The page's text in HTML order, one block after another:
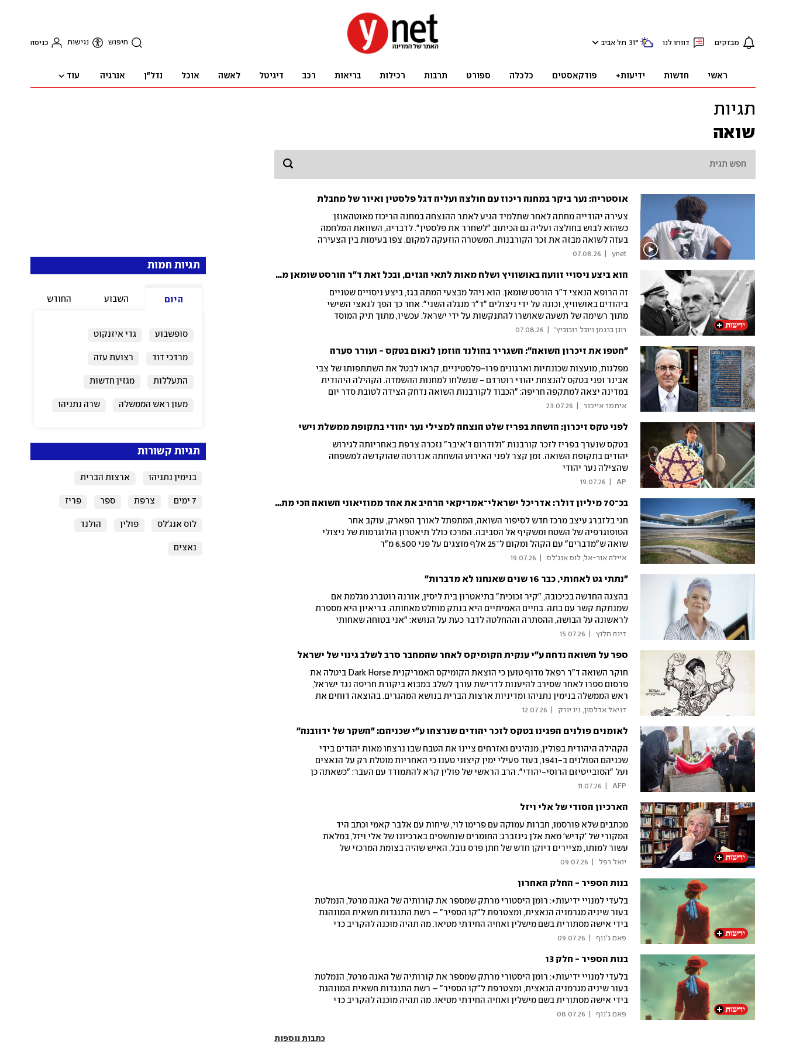
מבזקים דווחו לנו 31° תל אביב חיפוש נגישות כניסה
ראשי חדשות ידיעות+ פודקאסטים כלכלה ספורט תרבות רכילות בריאות רכב דיגיטל לאשה אוכל נדל"ן אנרגיה עוד
תגיות
שואה
אוסטריה: נער ביקר במחנה ריכוז עם חולצה ועליה דגל פלסטין ואיור של מחבלת
צעירה יהודייה מחתה לאחר שתלמיד הגיע לאתר ההנצחה במחנה הריכוז מאוטהאוזן
כשהוא לבוש בחולצה ועליה גם הכיתוב "לשחרר את פלסטין". לדבריה, השוואת המלחמה
בעזה לשואה מבזה את זכר הקורבנות. המשטרה הוזעקה למקום. צפו בעימות בין הצעירה
היהודייה למורה של הנער
07.08.26
הוא ביצע ניסויי זוועה באושוויץ ושלח מאות לתאי הגזים, ובכל זאת ד"ר הורסט שומאן מעולם לא שילם על פשעיו
זה הרופא הנאצי ד"ר הורסט שומאן. הוא ניהל מבצעי המתה בגז, ביצע ניסויים שטניים
ביהודים באושוויץ, וכונה על ידי ניצולים "ד"ר מנגלה השני". אחר כך הפך לנאצי השישי
מתוך רשימה של תשעה שאושרו להתנקשות על ידי ישראל. עכשיו, מתוך תיק המוסד
ועדויות חדשות על המצוד בעקבותיו, נחשף הסיפור המלא: איך עיתונאית, אמהּ של
לאפריקה קיבלה הוראה לעצור, ואיך למרות כל ההזדמנויות לחסלו - בסוף צדק לא היה
רונן ברגמן ויובל רובוביץ' 07.08.26
"חטפו את זיכרון השואה": השגריר בהולנד הוזמן לנאום בטקס - ועורר סערה
מפלגות, מועצות שכונתיות וארגונים פרו-פלסטיניים, קראו לבטל את השתתפותו של צבי
אבינר ופני בטקס להנצחת יהודי רוטרדם - שנשלחו למחנות ההשמדה. הקהילה היהודית
במדינה יצאה למתקפה חריפה: "הכבוד לקורבנות השואה נדחק הצידה לטובת סדר יום
פוליטי. ייבאו אל הטקס את השנאה של ההווה"
איתמר אייכנר 23.07.26
לפני טקס זיכרון: הושחת בפריז שלט הנצחה למצילי נער יהודי בתקופת ממשלת וישי
בטקס שנערך בפריז לזכר קורבנות "ולודרום ד'איבר" נזכרה צרפת באחריותה לגירוש
יהודים בתקופת השואה. זמן קצר לפני האירוע הושחתה אנדרטה שהוקדשה למשפחה
שהצילה נער יהודי
19.07.26
בכ־70 מיליון דולר: אדריכל ישראלי־אמריקאי הרחיב את אחד ממוזיאוני השואה הכי מתוירים
חגי בלזברג עיצב מרכז חדש לסיפור השואה, המתפתל לאורך הפארק, עוקב אחר
הטופוגרפיה של השטח ומשקיף אל הסביבה. המרכז כולל תיאטרון הולוגרמות של ניצולי
שואה ש"מדברים" עם הקהל ומקום ל־25 אלף מוצגים על פני 6,500 מ"ר
איילה אור-אל, לוס אנג׳לס 19.07.26
"נתתי גט לאחותי, כבר 16 שנים שאנחנו לא מדברות"
בהצגה החדשה בכיכובה, "קיר זכוכית" בתיאטרון בית ליסין, אורנה רוטברג מגלמת אם
שמנתקת קשר עם בתה. בחיים האמיתיים היא בנתק מוחלט מאחותה. בריאיון היא מספרת
לראשונה על הבושה, ההסתרה וההחלטה לדבר כעת על הנושא: "אני בטוחה שאחותי
אוהבת אותי, כמו שאני אוהבת אותה. אבל הקשר בינינו הלך ודעך עד שנעשה בלתי
דינה חלוץ 15.07.26
ספר על השואה נדחה ע"י ענקית הקומיקס לאחר שהמחבר סרב לשלב גינוי של ישראל
חוקר השואה ד"ר רפאל מדוף טוען כי הוצאת הקומיקס האמריקנית Dark Horse ביטלה את
פרסום ספרו לאחר שסירב להיענות לדרישת עורך לשלב במבוא ביקורת חריפה נגד ישראל,
ראש הממשלה בנימין נתניהו ומדיניות ארצות הברית בנושא המהגרים. בהוצאה דוחים את
דבריו וטוענים כי ההחלטה התקבלה משיקולים מסחריים בלבד. "כשלוחצים על חוקר שואה
המלווה המשפטית את מדוף
דניאל אדלסון, ניו יורק 12.07.26
לאומנים פולנים הפגינו בטקס לזכר יהודים שנרצחו ע"י שכניהם: "השקר של ידוובנה"
הקהילה היהודית בפולין, מנהיגים ואזרחים ציינו את הטבח שבו נרצחו מאות יהודים בידי
שכניהם הפולנים ב-1941, בעוד פעילי ימין קיצוני טענו כי האחריות מוטלת רק על הנאצים
ועל "הסובייטיזם הרוסי-יהודי". הרב הראשי של פולין קרא להתמודד עם העבר: "כשאתה כן
עם עצמך, אתה יכול לצעוד לעתיד"
11.07.26
הארכיון הסודי של אלי ויזל
מכתבים שלא פורסמו, חברות עמוקה עם פרימו לוי, שיחות עם אלבר קאמי וכתב היד
המקורי של 'קדיש' מאת אלן גינזברג: החומרים שנחשפים בארכיונו של אלי ויזל, במלאת
עשור למותו, מציירים דיוקן חדש של חתן פרס נובל, האיש שהיה בצומת המרכזי של
התרבות היהודית והעולמית אחרי השואה
יואל רפל 09.07.26
בנות הספיר - החלק האחרון
בלעדי למנויי ידיעות+: רומן היסטורי מרתק שמספר את קורותיה של האנה מרטל, הנמלטת
בעור שיניה מגרמניה הנאצית, ומצטרפת ל"קו הספיר" – רשת התנגדות חשאית המונהגת
בידי אישה מסתורית בשם מישלין ואחיה החידתי מטיאו. מה תהיה מוכנה להקריב כדי
להציל את יקיריה? מוגש בהמשכים, חלק נוסף מדי יום
פאם ג'נוף 09.07.26
בנות הספיר - חלק 13
בלעדי למנויי ידיעות+: רומן היסטורי מרתק שמספר את קורותיה של האנה מרטל, הנמלטת
בעור שיניה מגרמניה הנאצית, ומצטרפת ל"קו הספיר" – רשת התנגדות חשאית המונהגת
בידי אישה מסתורית בשם מישלין ואחיה החידתי מטיאו. מה תהיה מוכנה להקריב כדי
להציל את יקיריה? מוגש בהמשכים, חלק נוסף מדי יום
פאם ג'נוף 08.07.26
כתבות נוספות
תגיות חמות
היום השבוע החודש
סופשבוע גדי איזנקוט
מרדכי דוד רצועת עזה
התעללות מגזין חדשות
מעון ראש הממשלה שרה נתניהו
תגיות קשורות
בנימין נתניהו ארצות הברית
7 ימים צרפת ספר פריז
לוס אנג'לס פולין הולנד
נאצים